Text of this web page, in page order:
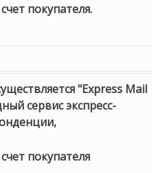
покупателя.
"Express Mail
сервис экспресс-
покупателя